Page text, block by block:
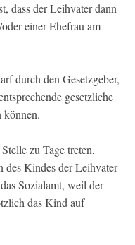
dass der Leihvater dann
einer Ehefrau am
durch den Gesetzgeber,
gesetzliche
können.
zu Tage treten,
des Kindes der Leihvater
Sozialamt, weil der
das Kind auf